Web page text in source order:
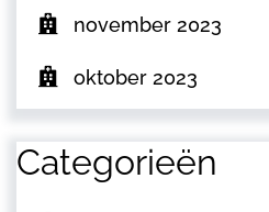
november 2023
oktober 2023
Categorieën